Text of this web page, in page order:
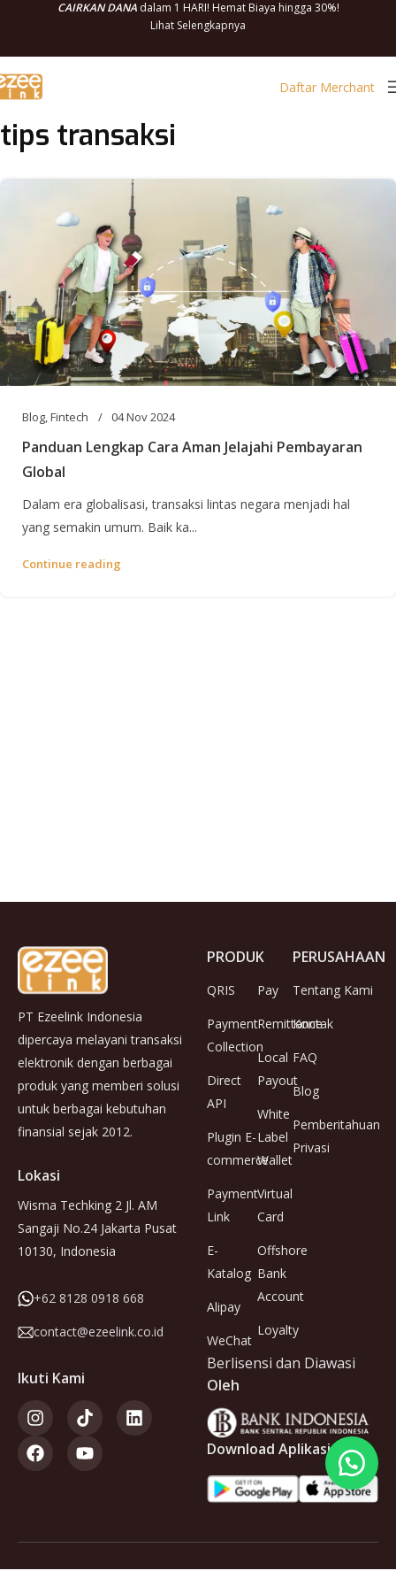
CAIRKAN DANAdalam 1 HARI! Hemat Biaya hingga 30%!
Lihat Selengkapnya
Daftar Merchant
tips transaksi
Blog,Fintech 04 Nov 2024
Panduan Lengkap Cara Aman Jelajahi Pembayaran
Global
Dalam era globalisasi, transaksi lintas negara menjadi hal
yang semakin umum. Baik ka...
Continue reading
PT Ezeelink Indonesia
dipercaya melayani transaksi
elektronik dengan berbagai
produk yang memberi solusi
untuk berbagai kebutuhan
finansial sejak 2012.
Lokasi
Wisma Techking 2 Jl. AM
Sangaji No.24 Jakarta Pusat
10130, Indonesia
+62 8128 0918 668
contact@ezeelink.co.id
Ikuti Kami
PRODUK
QRIS
Payment
Collection
Direct
API
Plugin E-
commerce
Payment
Link
E-
Katalog
Alipay
WeChat
Pay
Remittance
Local
Payout
White
Label
Wallet
Virtual
Card
Offshore
Bank
Account
Loyalty
PERUSAHAAN
Tentang Kami
Kontak
FAQ
Blog
Pemberitahuan
Privasi
Berlisensi dan Diawasi
Oleh
Download Aplikasi